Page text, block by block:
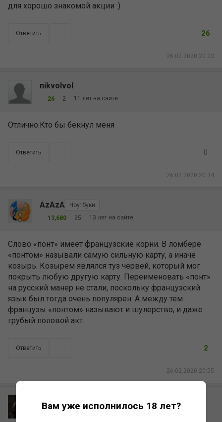
Вам уже исполнилось 18 лет?
для хорошо знакомой акции :)
Ответить
26.02.2020 20:23
26
nikvolvol
26 2 11 лет на сайте
Отлично.Кто бы бекнул меня
Ответить
26.02.2020 20:34
0
AzAzA
Ноутбуки
13,680
95 13 лет на сайте
Слово «понт» имеет французские корни. В ломбере
«понтом» называли самую сильную карту, а иначе
козырь. Козырем являлся туз червей, который мог
покрыть любую другую карту. Переименовать «понт»
на русский манер не стали, поскольку французский
язык был тогда очень популярен. А между тем
французы «понтом» называют и шулерство, и даже
грубый половой акт.
Ответить
26.02.2020 20:55
2
13,555